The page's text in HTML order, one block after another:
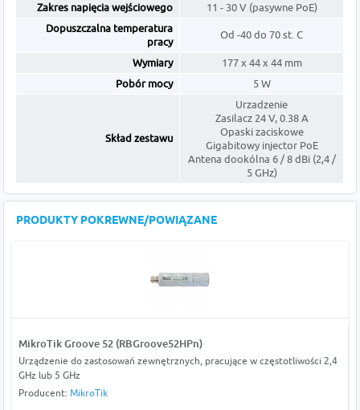
Zakres napięcia wejściowego
11 - 30 V (pasywne PoE)
Dopuszczalna temperatura
pracy
Od -40 do 70 st. C
Wymiary
177 x 44 x 44 mm
Pobór mocy
5 W
Skład zestawu
Urzadzenie
Zasilacz 24 V, 0.38 A
Opaski zaciskowe
Gigabitowy injector PoE
Antena dookólna 6 / 8 dBi (2,4 /
5 GHz)
PRODUKTY POKREWNE/POWIĄZANE
MikroTik Groove 52 (RBGroove52HPn)
Urządzenie do zastosowań zewnętrznych, pracujące w częstotliwości 2,4
GHz lub 5 GHz
Producent: MikroTik